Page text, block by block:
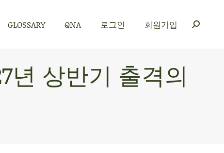
GLOSSARY QNA 로그인 회원가입
년 상반기 출격의
로그인 회원가입